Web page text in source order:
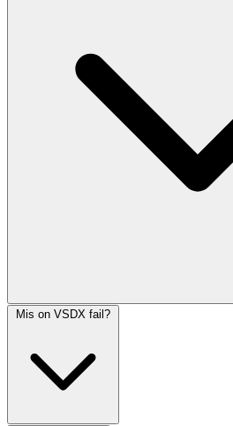
Mis on VSDX fail?